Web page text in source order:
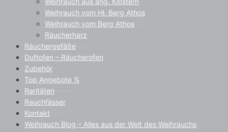
Weihrauch vom Hl. Berg Athos
Weihrauch vom Berg Athos
Räucherharz
Räuchergefäße
Duftofen – Räucherofen
Zubehör
Top Angebote %
Raritäten
Rauchfässer
Kontakt
Weihrauch Blog – Alles aus der Welt des Weihrauchs